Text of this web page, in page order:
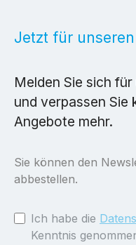
Jetzt für
Melden Sie sich
und verpassen Sie
Angebote mehr.
Sie können den
abbestellen.
Ich habe die
Kenntnis